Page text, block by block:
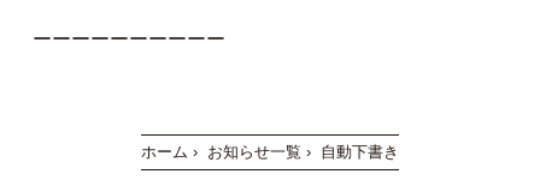
ーーーーーーーーーー
ホーム › お知らせ一覧 › 自動下書き